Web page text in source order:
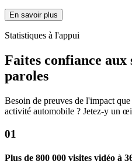
En savoir plus
Statistiques à l'appui
Faites confiance aux
paroles
Besoin de preuves de l'impact
activité automobile ? Jetez-y un
01
Plus de 800 000 visites vidéo à